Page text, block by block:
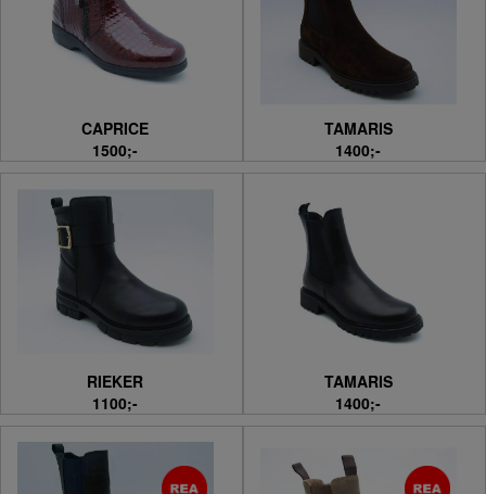
CAPRICE
1500;-
TAMARIS
1400;-
RIEKER
1100;-
TAMARIS
1400;-